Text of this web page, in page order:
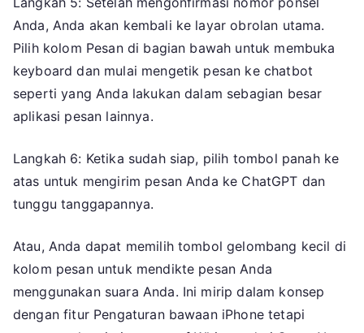
Anda, Anda akan kembali ke layar obrolan utama.
Pilih kolom Pesan di bagian bawah untuk membuka
keyboard dan mulai mengetik pesan ke chatbot
seperti yang Anda lakukan dalam sebagian besar
aplikasi pesan lainnya.
Langkah 6: Ketika sudah siap, pilih tombol panah ke
atas untuk mengirim pesan Anda ke ChatGPT dan
tunggu tanggapannya.
Atau, Anda dapat memilih tombol gelombang kecil di
kolom pesan untuk mendikte pesan Anda
menggunakan suara Anda. Ini mirip dalam konsep
dengan fitur Pengaturan bawaan iPhone tetapi